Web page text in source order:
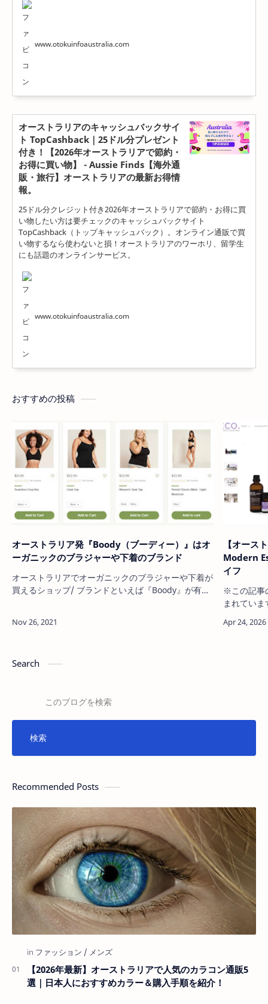
www.otokuinfoaustralia.com
オーストラリアのキャッシュバックサイ
ト TopCashback｜25ドル分プレゼント
付き！【2026年オーストラリアで節約・
お得に買い物】 - Aussie Finds【海外通
販・旅行】オーストラリアの最新お得情
報。
25ドル分クレジット付き2026年オーストラリアで節約・お得に買
い物したい方は要チェックのキャッシュバックサイト
TopCashback（トップキャッシュバック）。オンライン通販で買
い物するなら使わないと損！オーストラリアのワーホリ、留学生
にも話題のオンラインサービス。
www.otokuinfoaustralia.com
おすすめの投稿
オーストラリア発『Boody（ブーディー）』はオ
ーガニックのブラジャーや下着のブランド
オーストラリアでオーガニックのブラジャーや下着が
買えるショップ/ ブランドといえば『Boody』が有
Policy を参照ください。 オーストラリアの下着ブラ
【オース
Modern
イフ
※この記事
まれてい
ECO.
Search
Recommended Posts
【2026年最新】オーストラリアで人気のカラコン通販5
選｜日本人におすすめカラー＆購入手順を紹介！